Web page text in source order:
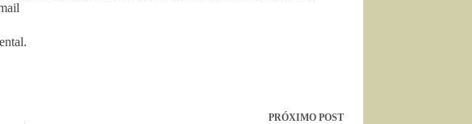
PRÓXIMO POST